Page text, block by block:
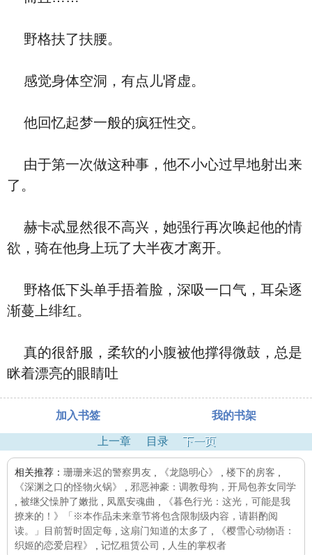
野格扶了扶腰。
感觉身体空洞，有点儿肾虚。
他回忆起梦一般的疯狂性交。
由于第一次做这种事，他不小心过早地射出来
了。
赫卡忒显然很不高兴，她强行再次唤起他的情
欲，骑在他身上玩了大半夜才离开。
野格低下头单手捂着脸，深吸一口气，耳朵逐
渐蔓上绯红。
真的很舒服，柔软的小腹被他撑得微鼓，总是
眯着漂亮的眼睛吐
加入书签 我的书架
上一章 目录 下一页
相关推荐： 珊珊来迟的警察男友 《龙隐明心》 楼下的房客
《深渊之口的怪物火锅》
邪恶神豪：调教母狗，开局包养女同学
被继父懆肿了嫩批 凤凰安魂曲
《暮色行光：这光，可能是我
撩来的！》「※本作品未来章节将包含限制级内容，请斟酌阅
读。」目前暂时固定每
这扇门知道的太多了
《樱雪心动物语：
织姬的恋爱启程》
记忆租赁公司 人生的掌权者